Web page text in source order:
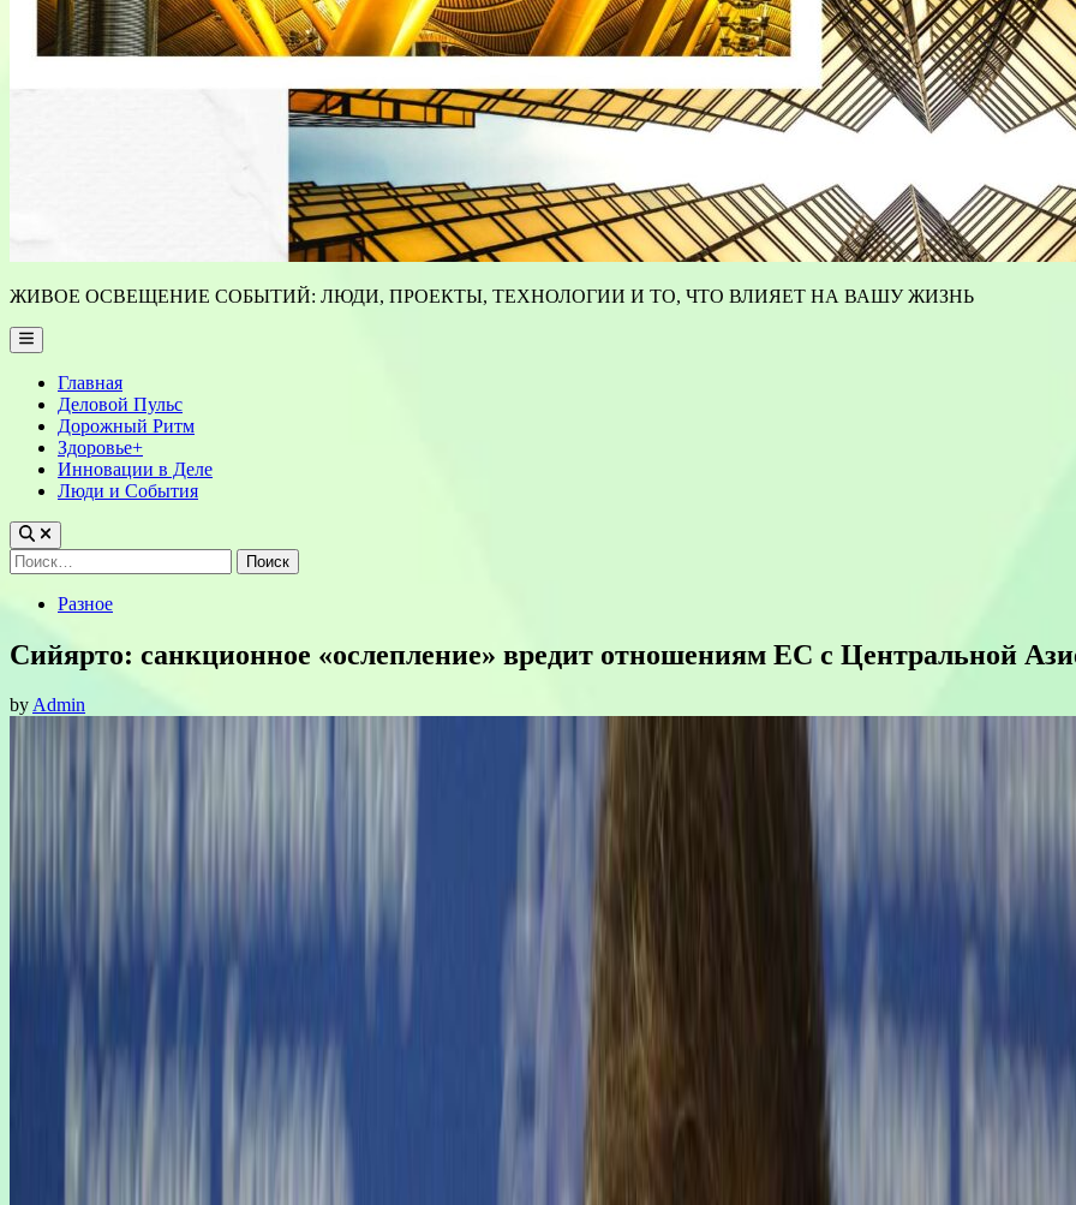
ЖИВОЕ ОСВЕЩЕНИЕ СОБЫТИЙ: ЛЮДИ, ПРОЕКТЫ, ТЕХНОЛОГИИ И ТО, ЧТО ВЛИЯЕТ НА ВАШУ ЖИЗНЬ
Main
Menu
Главная
Деловой Пульс
Дорожный Ритм
Здоровье+
Инновации в Деле
Люди и События
Найти:
PostedРазное
Сийярто: санкционное «ослепление» вредит отношениям ЕС с Центральной
byAdmin